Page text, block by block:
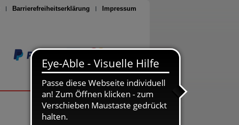
Barrierefreiheitserklärung Impressum
Seite drucken
0800-10 11 422
gebührenfreie Rufnummer